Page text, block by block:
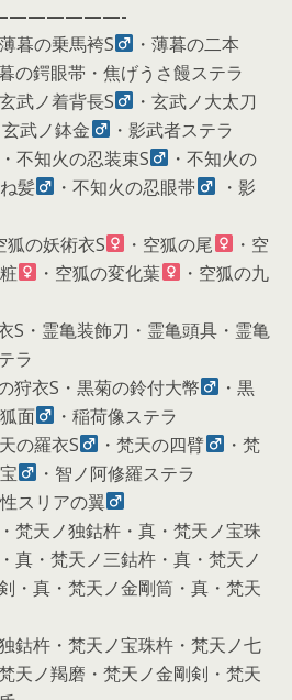
薄暮の乗馬袴S
・薄暮の二本
の鍔眼帯・焦げうさ饅ステラ
玄武ノ着背長S
・玄武ノ大太刀
玄武ノ鉢金
・影武者ステラ
・不知火の忍装束S
・不知火の
髪 ・不知火の忍眼帯
・影
狐の妖術衣S ・空狐の尾
・空
・空狐の変化葉
・空狐の九
S・霊亀装飾刀・霊亀頭具・霊亀
ラ
狩衣S・黒菊の鈴付大幣
・黒
面
・稲荷像ステラ
の羅衣S ・梵天の四臂
・梵
・智ノ阿修羅ステラ
性スリアの翼
梵天ノ独鈷杵・真・梵天ノ宝珠
真・梵天ノ三鈷杵・真・梵天ノ
・真・梵天ノ金剛筒・真・梵天
鈷杵・梵天ノ宝珠杵・梵天ノ七
天ノ羯磨・梵天ノ金剛剣・梵天